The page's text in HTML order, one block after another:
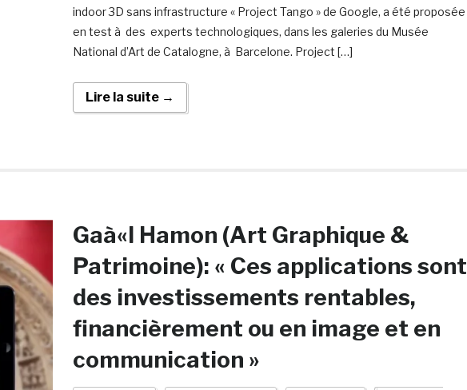
indoor 3D sans infrastructure « Project Tango » de Google, a été proposée
en test à des experts technologiques, dans les galeries du Musée
National d’Art de Catalogne, à Barcelone. Project […]
Lire la suite →
Gaà«l Hamon (Art Graphique &
Patrimoine): « Ces applications sont
des investissements rentables,
financièrement ou en image et en
communication »